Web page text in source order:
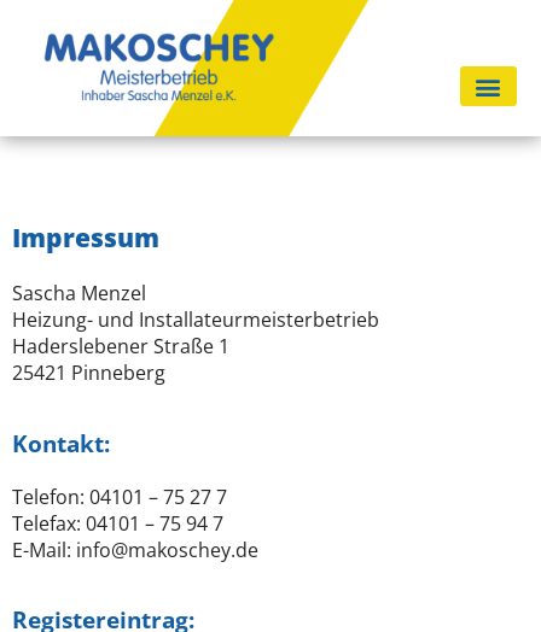
Impressum
Sascha Menzel
Heizung- und Installateurmeisterbetrieb
Haderslebener Straße 1
25421 Pinneberg
Kontakt:
Telefon: 04101 – 75 27 7
Telefax: 04101 – 75 94 7
E-Mail: info@makoschey.de
Registereintrag: